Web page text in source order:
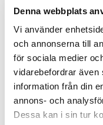
Denna webbplats
Vi använder
och annonserna till
för sociala medier
vidarebefordrar även
information från din
annons- och
Dessa kan i sin tur
hur karuseller visas i
De två första bilderna
istället för två
svårare att läsa
Tänk på det här i dina
huvudrubriken på bild
så de fungerar som en
att varje bild förmedlar
hinner se en bild